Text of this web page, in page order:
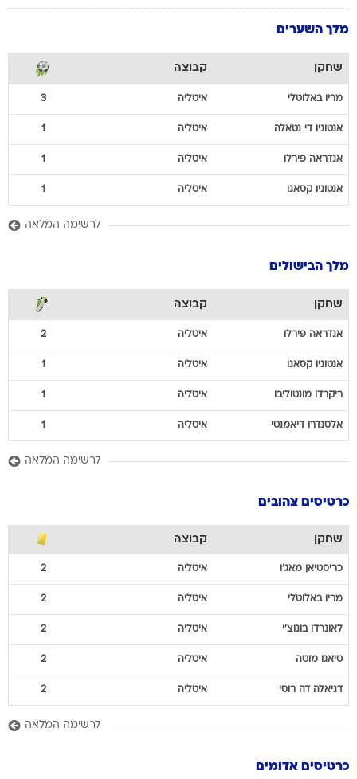
מלך השערים
שחקן קבוצה
מריו באלוטלי איטליה 3
אנטוניו די נטאלה איטליה 1
אנדראה פירלו איטליה 1
אנטוניו קסאנו איטליה 1
לרשימה המלאה
מלך הבישולים
שחקן קבוצה
אנדראה פירלו איטליה 2
אנטוניו קסאנו איטליה 1
ריקרדו מונטוליבו איטליה 1
אלסנדרו דיאמנטי איטליה 1
לרשימה המלאה
כרטיסים צהובים
שחקן קבוצה
כריסטיאן מאג'ו איטליה 2
מריו באלוטלי איטליה 2
לאונרדו בונוצ'י איטליה 2
טיאגו מוטה איטליה 2
דניאלה דה רוסי איטליה 2
לרשימה המלאה
כרטיסים אדומים